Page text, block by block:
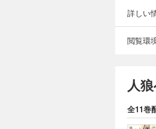
詳しい
閲覧環
人
全11巻